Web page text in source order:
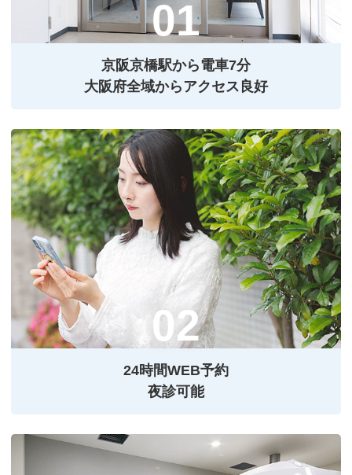
京阪京橋駅から電⾞7分
⼤阪府全域からアクセス良好
24時間WEB予約
夜診可能